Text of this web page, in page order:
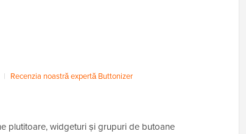
| Recenzia noastră expertă Buttonizer
plutitoare, widgeturi și grupuri de butoane